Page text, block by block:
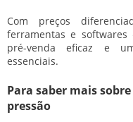
Com preços
ferramentas e
pré-venda eficaz e
essenciais.
Para saber mais
pressão